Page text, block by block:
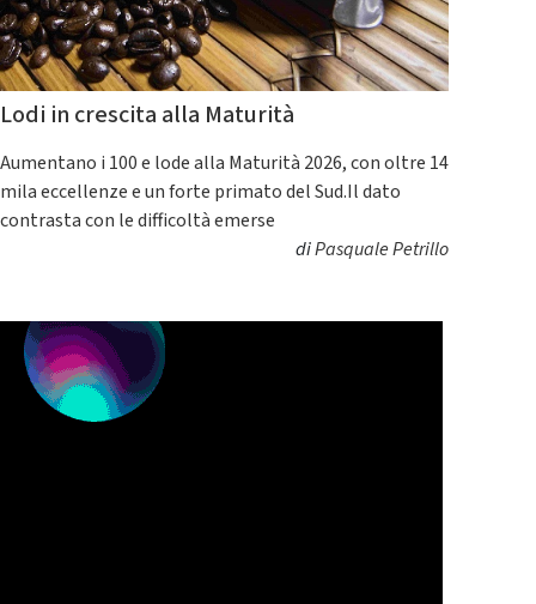
Lodi in crescita alla Maturità
Aumentano i 100 e lode alla Maturità 2026, con oltre 14
mila eccellenze e un forte primato del Sud.Il dato
contrasta con le difficoltà emerse
diPasquale Petrillo